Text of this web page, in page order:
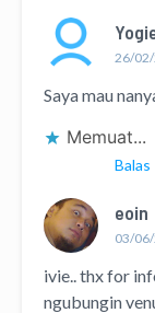
26/02/
Saya mau
Memuat...
Balas
eoin
03/
ivie.. thx for
ngubungin